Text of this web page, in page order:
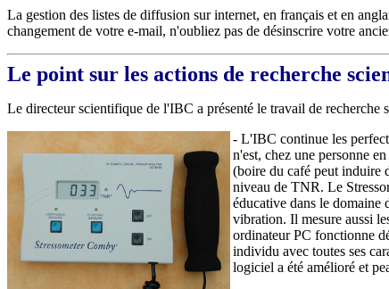
La gestion des listes de diffusion sur internet, en français et en
changement de votre e-mail, n'oubliez pas de désinscrire votre
Le point sur les actions de recherche
Le directeur scientifique de l'IBC a présenté le travail de
- L'IBC continue les p
n'est, chez une personne
(boire du café peut induire
niveau de TNR. Le
éducative dans le domaine
vibration. Il mesure aussi
ordinateur PC fonctionne
individu avec toutes ses
logiciel a été amélioré et